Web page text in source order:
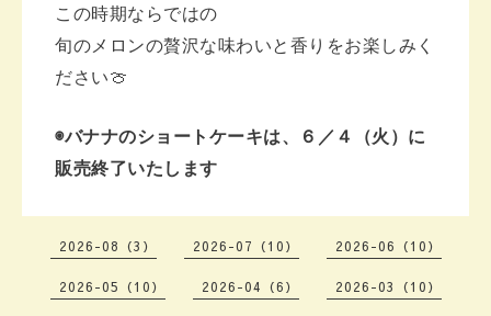
この時期ならではの
旬のメロンの贅沢な味わいと香りをお楽しみく
ださい🍈
◉バナナのショートケーキは、６／４（火）に
販売終了いたします
2026-08（3） 2026-07（10） 2026-06（10）
2026-05（10） 2026-04（6） 2026-03（10）